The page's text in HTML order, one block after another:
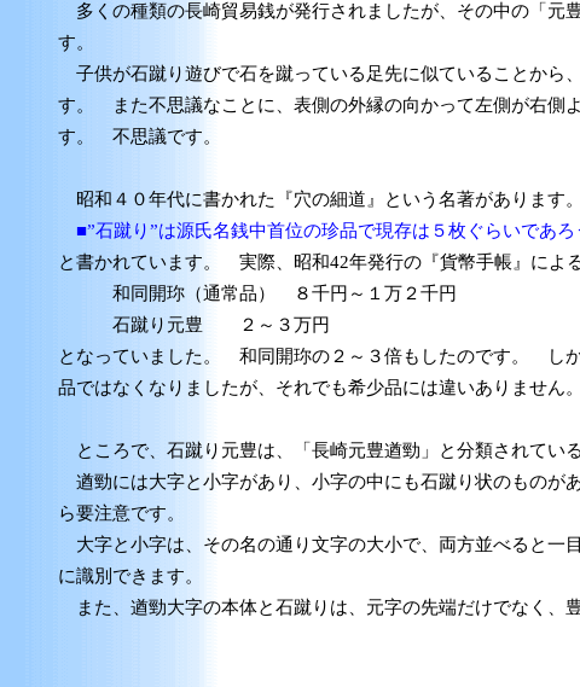
多くの種類の長崎貿易銭が発行されましたが、その中の「元
す。
子供が石蹴り遊びで石を蹴っている足先に似ていることから
す。 また不思議なことに、表側の外縁の向かって左側が右
す。 不思議です。
昭和４０年代に書かれた『穴の細道』という名著があります
■”石蹴り”は源氏名銭中首位の珍品で現存は５枚ぐらいであろ
と書かれています。 実際、昭和42年発行の『貨幣手帳』による
和同開珎（通常品） ８千円～１万２千円
石蹴り元豊 ２～３万円
となっていました。 和同開珎の２～３倍もしたのです。 し
品ではなくなりましたが、それでも希少品には違いありません。
ところで、石蹴り元豊は、「長崎元豊遒勁」と分類されてい
遒勁には大字と小字があり、小字の中にも石蹴り状のものが
ら要注意です。
大字と小字は、その名の通り文字の大小で、両方並べると一
に識別できます。
また、遒勁大字の本体と石蹴りは、元字の先端だけでなく、